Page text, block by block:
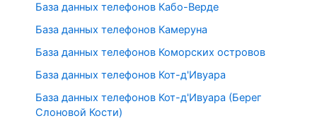
База данных телефонов Кабо-Верде
База данных телефонов Камеруна
База данных телефонов Коморских островов
База данных телефонов Кот-д'Ивуара
База данных телефонов Кот-д'Ивуара (Берег
Слоновой Кости)